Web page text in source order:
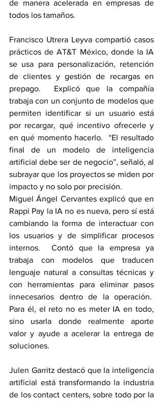
de manera acelerada en empresas de
todos los tamaños.
Francisco Utrera Leyva compartió casos
prácticos de AT&T México, donde la IA
se usa para personalización, retención
de clientes y gestión de recargas en
prepago.  Explicó que la compañía
trabaja con un conjunto de modelos que
permiten identificar si un usuario está
por recargar, qué incentivo ofrecerle y
en qué momento hacerlo.  “El resultado
final de un modelo de inteligencia
artificial debe ser de negocio”, señaló, al
subrayar que los proyectos se miden por
impacto y no solo por precisión.
Miguel Ángel Cervantes explicó que en
Rappi Pay la IA no es nueva, pero sí está
cambiando la forma de interactuar con
los usuarios y de simplificar procesos
internos.  Contó que la empresa ya
trabaja con modelos que traducen
lenguaje natural a consultas técnicas y
con herramientas para eliminar pasos
innecesarios dentro de la operación.
Para él, el reto no es meter IA en todo,
sino usarla donde realmente aporte
valor y ayude a acelerar la entrega de
soluciones.
Julen Garritz destacó que la inteligencia
artificial está transformando la industria
de los contact centers, sobre todo por la